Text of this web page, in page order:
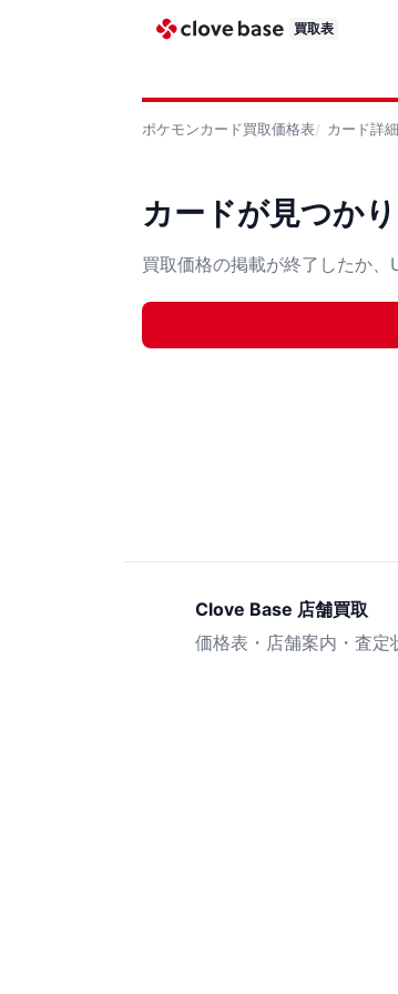
買取表
ポケモンカード買取価格表 カード詳細
カードが見つか
買取価格の掲載が終了したか、
Clove Base 店舗買取
価格表・店舗案内・査定